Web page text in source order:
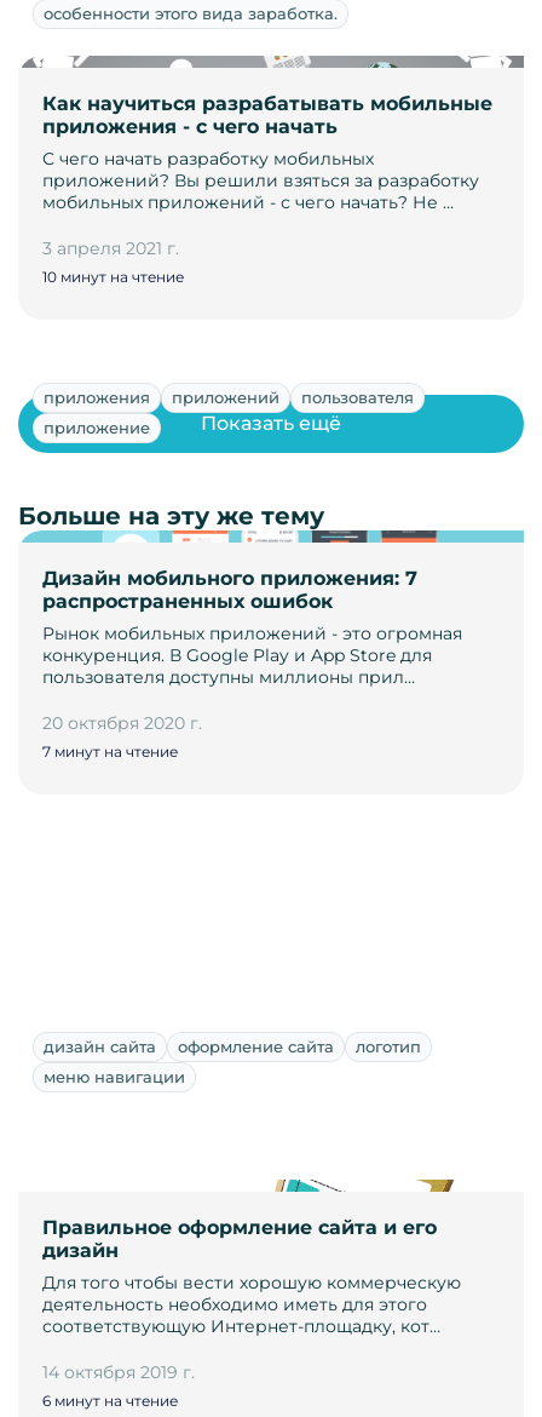
особенности этого вида заработка.
Как научиться разрабатывать мобильные
приложения - с чего начать
С чего начать разработку мобильных
приложений? Вы решили взяться за разработку
мобильных приложений - с чего начать? Не …
3 апреля 2021 г.
10 минут на чтение
приложения приложений
пользователя
приложение
Дизайн мобильного приложения: 7
распространенных ошибок
Рынок мобильных приложений - это огромная
конкуренция. В Google Play и App Store для
пользователя доступны миллионы прил…
20 октября 2020 г.
7 минут на чтение
Показать ещё
Больше на эту же тему
дизайн сайта оформление сайта
логотип
меню навигации
Правильное оформление сайта и его
дизайн
Для того чтобы вести хорошую коммерческую
деятельность необходимо иметь для этого
соответствующую Интернет-площадку, кот…
14 октября 2019 г.
6 минут на чтение